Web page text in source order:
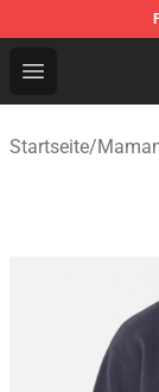
Open menu
Mamamoo
Startseite/